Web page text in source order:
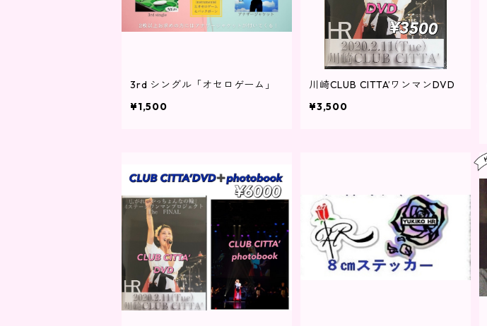
3rd シングル「オセロゲーム」
¥1,500
川崎CLUB CITTA’ワンマンDVD
¥3,500